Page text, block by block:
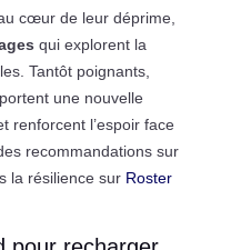
cœur de leur déprime,
qui explorent la
Tantôt poignants,
une nouvelle
renforcent l’espoir face
recommandations sur
la résilience sur Roster